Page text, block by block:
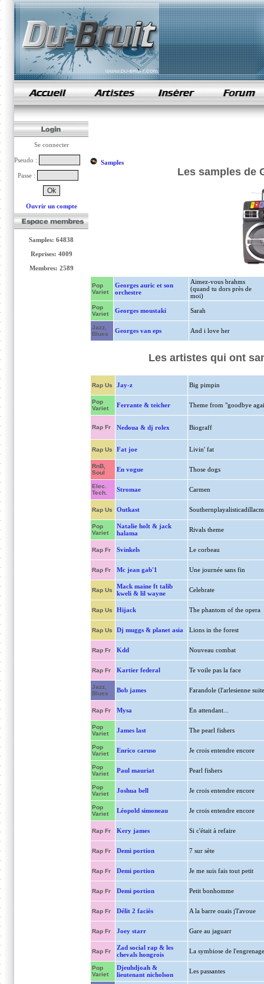
samples de rap
Se connecter
Pseudo :
Passe :
Ouvrir un compte
Samples: 64838
Reprises: 4009
Membres: 2589
Samples
Les samples de
Pop
Variet
Georges auric et son
orchestre
Aimez-vous brahms
(quand tu dors près de
moi)
Pop
Variet
Georges moustaki Sarah
Jazz,
Blues
Georges van eps And i love her
Les artistes qui ont
Rap Us Jay-z Big pimpin
Pop
Variet
Ferrante & teicher Theme from "goodbye
Rap Fr Nedoua & dj rolex Biograff
Rap Us Fat joe Livin' fat
RnB,
Soul
En vogue Those dogs
Elec.
Tech.
Stromae Carmen
Rap Us Outkast
Pop
Variet
Natalie holt & jack
halama
Rivals theme
Rap Fr Svinkels Le corbeau
Rap Fr Mc jean gab'1 Une journée sans fin
Rap Us
Mack maine ft talib
kweli & lil wayne
Celebrate
Rap Us Hijack The phantom of the opera
Rap Us Dj muggs & planet asia Lions in the forest
Rap Fr Kdd Nouveau combat
Rap Fr Kartier federal Te voile pas la face
Jazz,
Blues
Bob james Farandole (l'arlesienne
Rap Fr Mysa En attendant...
Pop
Variet
James last The pearl fishers
Pop
Variet
Enrico caruso Je crois entendre encore
Pop
Variet
Paul mauriat Pearl fishers
Pop
Variet
Joshua bell Je crois entendre encore
Pop
Variet
Léopold simoneau Je crois entendre encore
Rap Fr Kery james Si c'était à refaire
Rap Fr Demi portion 7 sur sète
Rap Fr Demi portion Je me suis fais tout petit
Rap Fr Demi portion Petit bonhomme
Rap Fr Délit 2 faciès A la barre ouais j'l'avoue
Rap Fr Joey starr Gare au jaguarr
Rap Fr
Zad social rap & les
chevals hongrois
La symbiose de l'engrenage
Pop
Variet
Djeuhdjoah &
lieutenant nicholson
Les passantes